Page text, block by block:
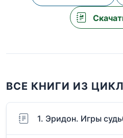
ВСЕ КНИГИ ИЗ
1. Эридон. Игры